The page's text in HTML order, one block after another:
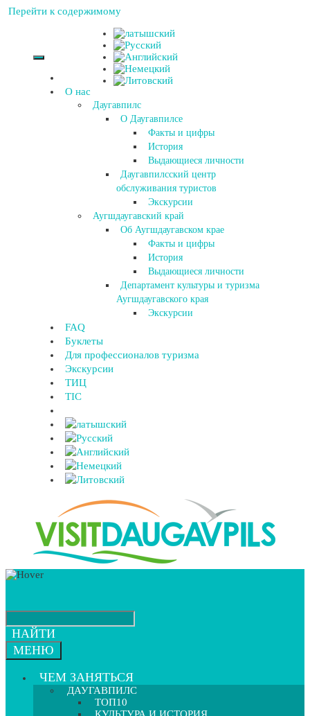
Перейти к содержимому
О нас
Даугавпилс
О Даугавпилсе
Факты и цифры
История
Выдающиеся личности
Даугавпилсский центр
обслуживания туристов
Экскурсии
Аугшдаугавский край
Об Аугшдаугавском крае
Факты и цифры
История
Выдающиеся личности
Департамент культуры и туризма
Аугшдаугавского края
Экскурсии
FAQ
Буклеты
Для профессионалов туризма
Экскурсии
ТИЦ
TIC
НАЙТИ
МЕНЮ
ЧЕМ ЗАНЯТЬСЯ
ДАУГАВПИЛС
ТОП10